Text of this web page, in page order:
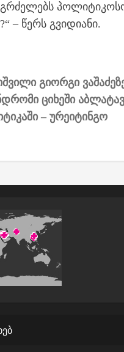
– წერს გვიდიანი.
გიორგი
ციხეში
– ურეიტინგო